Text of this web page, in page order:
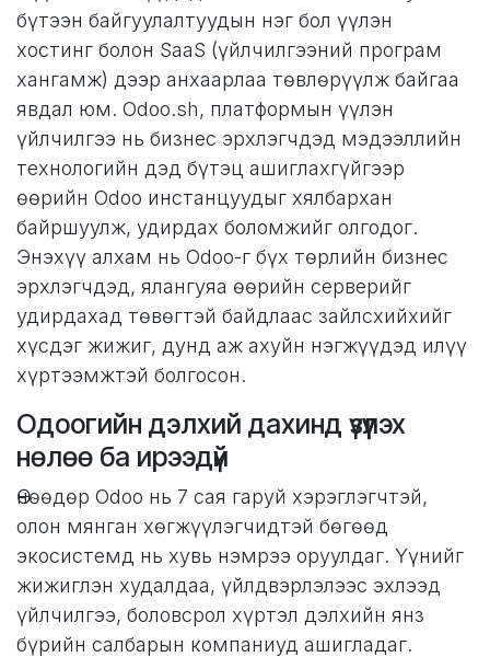
бүтээн байгуулалтуудын нэг бол үүлэн
хостинг болон SaaS (үйлчилгээний програм
хангамж) дээр анхаарлаа төвлөрүүлж байгаа
явдал юм. Odoo.sh, платформын үүлэн
үйлчилгээ нь бизнес эрхлэгчдэд мэдээллийн
технологийн дэд бүтэц ашиглахгүйгээр
өөрийн Odoo инстанцуудыг хялбархан
байршуулж, удирдах боломжийг олгодог.
Энэхүү алхам нь Odoo-г бүх төрлийн бизнес
эрхлэгчдэд, ялангуяа өөрийн серверийг
удирдахад төвөгтэй байдлаас зайлсхийхийг
хүсдэг жижиг, дунд аж ахуйн нэгжүүдэд илүү
хүртээмжтэй болгосон.
Одоогийн дэлхий дахинд үзүүлэх
нөлөө ба ирээдүй
Өнөөдөр Odoo нь 7 сая гаруй хэрэглэгчтэй,
олон мянган хөгжүүлэгчидтэй бөгөөд
экосистемд нь хувь нэмрээ оруулдаг. Үүнийг
жижиглэн худалдаа, үйлдвэрлэлээс эхлээд
үйлчилгээ, боловсрол хүртэл дэлхийн янз
бүрийн салбарын компаниуд ашигладаг.